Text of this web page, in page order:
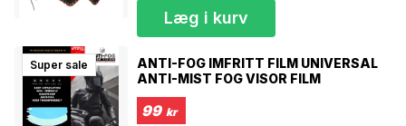
Læg i kurv
Super sale
ANTI-FOG IMFRITT FILM UNIVERSAL
ANTI-MIST FOG VISOR FILM
99 kr